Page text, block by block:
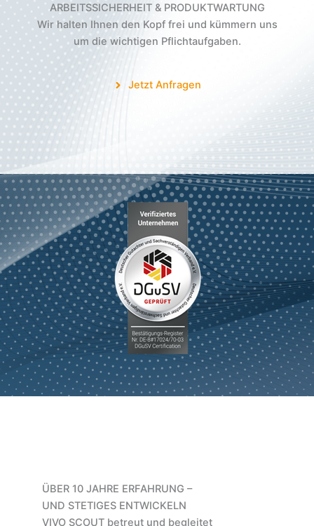
ARBEITSSICHERHEIT &PRODUKTWARTUNG
Wir halten Ihnen den Kopf frei und kümmern uns
um die wichtigen Pflichtaufgaben.
Jetzt Anfragen
ÜBER 10 JAHRE ERFAHRUNG –
UND STETIGES ENTWICKELN
VIVO SCOUT betreut und begleitet